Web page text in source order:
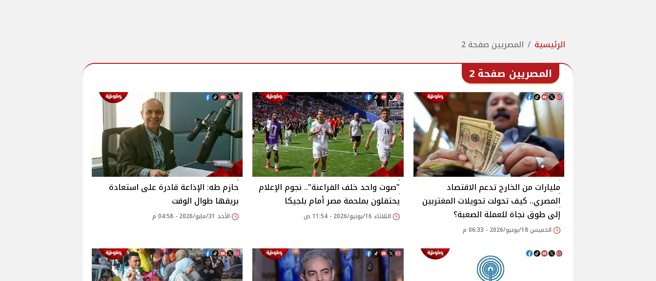
الرئيسية المصريين صفحة 2
المصريين صفحة 2
مليارات من الخارج تدعم الاقتصاد
المصري.. كيف تحولت تحويلات المغتربين
إلى طوق نجاة للعملة الصعبة؟
الخميس 18/يونيو/2026 - 06:33 م
"صوت واحد خلف الفراعنة".. نجوم الإعلام
يحتفلون بملحمة مصر أمام بلجيكا
الثلاثاء 16/يونيو/2026 - 11:54 ص
حازم طه: الإذاعة قادرة على استعادة
بريقها طوال الوقت
الأحد 31/مايو/2026 - 04:58 م